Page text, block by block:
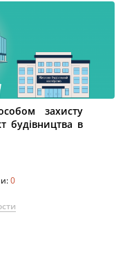
захисту
будівництва в
0